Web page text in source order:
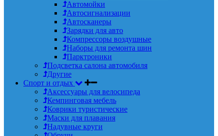
Автомойки
Автосигнализации
Автосканеры
Зарядки для авто
Компрессоры воздушные
Наборы для ремонта шин
Парктроники
Подсветка салона автомобиля
Другие
Спорт и отдых
Аксессуары для велосипеда
Кемпинговая мебель
Коврики туристические
Маски для плавания
Надувные круги